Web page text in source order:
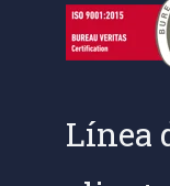
Línea